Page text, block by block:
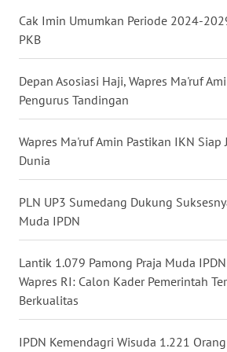
Cak Imin Umumkan Periode 2024-
PKB
Depan Asosiasi Haji, Wapres Ma'ruf
Pengurus Tandingan
Wapres Ma'ruf Amin Pastikan IKN Siap
Dunia
PLN UP3 Sumedang Dukung
Muda IPDN
Lantik 1.079 Pamong Praja Muda
Wapres RI: Calon Kader Pemerintah
Berkualitas
IPDN Kemendagri Wisuda 1.221
WN
BABEL
WN
SUMBAR
WN
SUMSEL
WN
BENGKULU
WN
LAMPUNG